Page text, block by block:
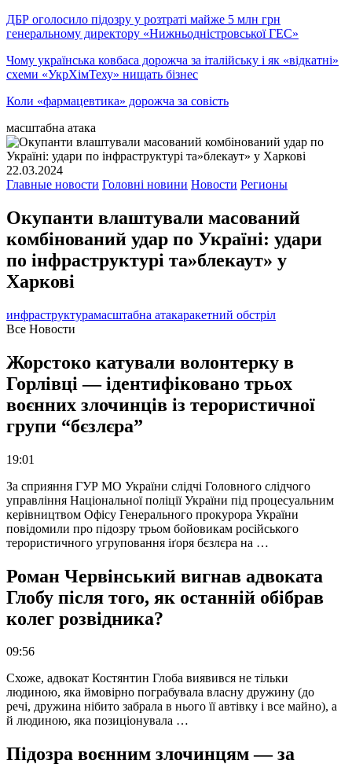
ДБР оголосило підозру у розтраті майже 5 млн грн
генеральному директору «Нижньодністровської ГЕС»
Чому українська ковбаса дорожча за італійську і як «відкатні»
схеми «УкрХімТеху» нищать бізнес
Коли «фармацевтика» дорожча за совість
масштабна атака
22.03.2024
Главные новости Головні новини Новости Регионы
Окупанти влаштували масований
комбінований удар по Україні: удари
по інфраструктурі та»блекаут» у
Харкові
инфраструктурамасштабна атакаракетний обстріл
Все Новости
Жорстоко катували волонтерку в
Горлівці — ідентифіковано трьох
воєнних злочинців із терористичної
групи “бєзлєра”
19:01
За сприяння ГУР МО України слідчі Головного слідчого
управління Національної поліції України під процесуальним
керівництвом Офісу Генерального прокурора України
повідомили про підозру трьом бойовикам російського
терористичного угруповання іґоря бєзлєра на …
Роман Червінський вигнав адвоката
Глобу після того, як останній обібрав
колег розвідника?
09:56
Схоже, адвокат Костянтин Глоба виявився не тільки
людиною, яка ймовірно пограбувала власну дружину (до
речі, дружина нібито забрала в нього її автівку і все майно), а
й людиною, яка позиціонувала …
Підозра воєнним злочинцям — за